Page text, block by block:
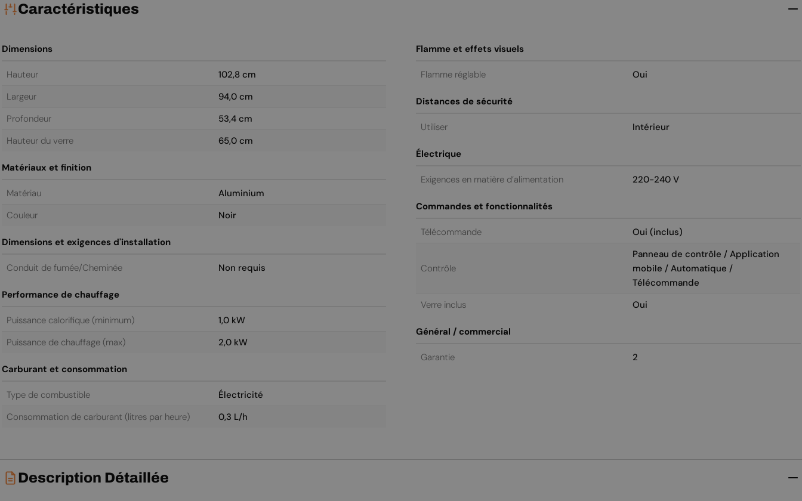
Caractéristiques
Dimensions
Hauteur
102,8 cm
Largeur
94,0 cm
Profondeur
53,4 cm
Hauteur du verre
65,0 cm
Matériaux et finition
Matériau
Aluminium
Couleur
Noir
Dimensions et exigences d'installation
Conduit de fumée/Cheminée Non requis
Performance de chauffage
Puissance calorifique (minimum)
1,0 kW
Puissance de chauffage (max)
2,0 kW
Carburant et consommation
Type de combustible
Électricité
Consommation de carburant (litres par heure)
0,3 L/h
Flamme et effets visuels
Flamme réglable Oui
Distances de sécurité
Utiliser Intérieur
Électrique
Exigences en matière d’alimentation 220-240 V
Commandes et fonctionnalités
Télécommande Oui (inclus)
Contrôle
Panneau de contrôle / Application
mobile / Automatique /
Télécommande
Verre inclus
Oui
Général / commercial
Garantie 2
Description Détaillée